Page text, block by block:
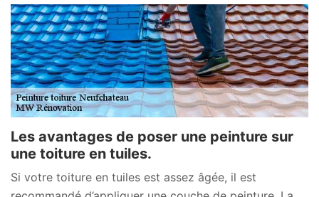
Les avantages de poser une peinture sur
une toiture en tuiles.
Si votre toiture en tuiles est assez âgée, il est